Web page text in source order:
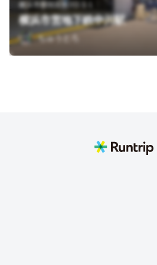
横浜市都筑区中川1-1-1
横浜市営地下鉄中川駅
ちゅうとろ